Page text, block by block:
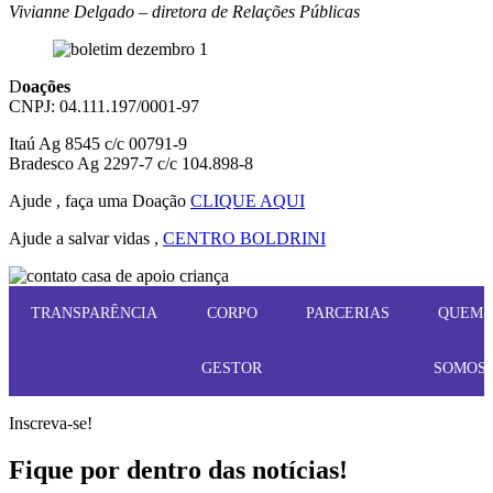
Vivianne Delgado – diretora de Relações Públicas
Doações
CNPJ: 04.111.197/0001-97
Itaú Ag 8545 c/c 00791-9
Bradesco Ag 2297-7 c/c 104.898-8
Ajude , faça uma Doação CLIQUE AQUI
Ajude a salvar vidas , CENTRO BOLDRINI
TRANSPARÊNCIA CORPO
GESTOR
PARCERIAS QUEM
SOMOS
Inscreva-se!
Fique por dentro das notícias!